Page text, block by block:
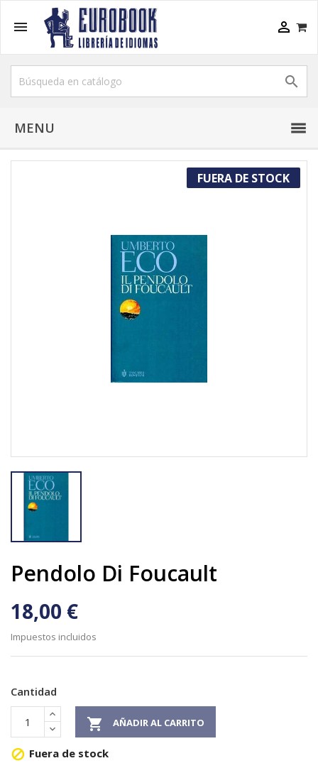
 

MENU
FUERA DE STOCK
Pendolo Di Foucault
18,00 €
Impuestos incluidos
Cantidad
 AÑADIR AL CARRITO
 Fuera de stock